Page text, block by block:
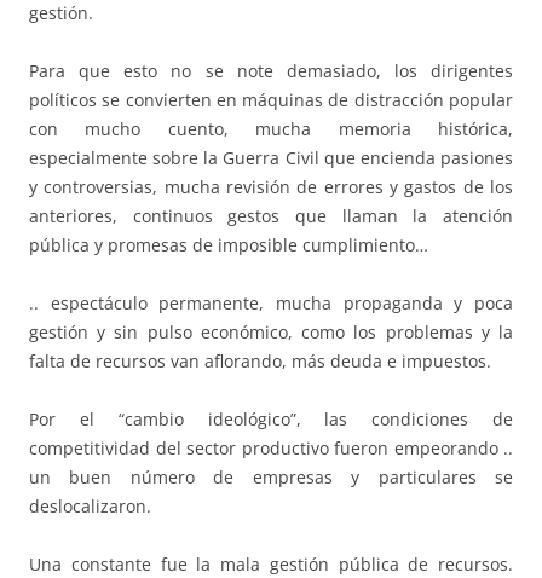
gestión.
Para que esto no se note demasiado, los dirigentes
políticos se convierten en máquinas de distracción popular
con mucho cuento, mucha memoria histórica,
especialmente sobre la Guerra Civil que encienda pasiones
y controversias, mucha revisión de errores y gastos de los
anteriores, continuos gestos que llaman la atención
pública y promesas de imposible cumplimiento…
.. espectáculo permanente, mucha propaganda y poca
gestión y sin pulso económico, como los problemas y la
falta de recursos van aflorando, más deuda e impuestos.
Por el “cambio ideológico”, las condiciones de
competitividad del sector productivo fueron empeorando ..
un buen número de empresas y particulares se
deslocalizaron.
Una constante fue la mala gestión pública de recursos.